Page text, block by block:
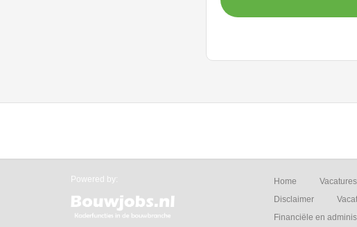
Powered by: Home
Disclaimer
Financiële en